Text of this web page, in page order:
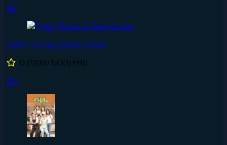
#2
Thám Tử Lừng Danh Conan
0 (1209/1500) FHD
#3